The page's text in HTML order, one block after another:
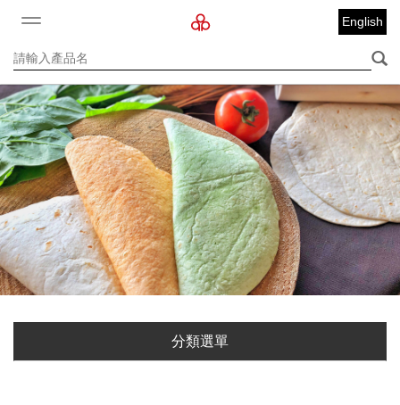
English
分類選單